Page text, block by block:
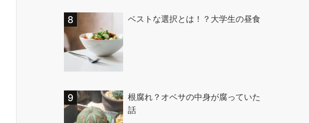
ベストな選択とは！？大学生の昼食
根腐れ？オベサの中身が腐っていた
話